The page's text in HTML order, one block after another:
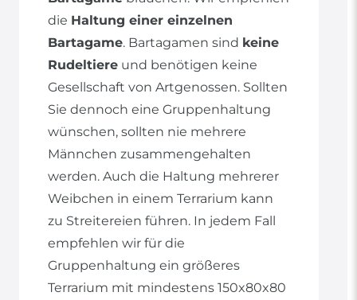
die Haltung einer einzelnen
Bartagame. Bartagamen sind keine
Rudeltiere und benötigen keine
Gesellschaft von Artgenossen. Sollten
Sie dennoch eine Gruppenhaltung
wünschen, sollten nie mehrere
Männchen zusammengehalten
werden. Auch die Haltung mehrerer
Weibchen in einem Terrarium kann
zu Streitereien führen. In jedem Fall
empfehlen wir für die
Gruppenhaltung ein größeres
Terrarium mit mindestens 150x80x80